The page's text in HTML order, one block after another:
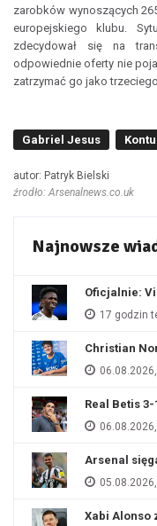
zarobków wynoszących
europejskiego klubu.
zdecydował się na
odpowiednie oferty nie
zatrzymać go jako
Gabriel Jesus
autor: Patryk Bielski
źrodło: Arsenalnews.co.uk
Najnowsze
Oficjalnie:
17 godzin
Christian
Real Betis
Arsenal
Xabi Alonso